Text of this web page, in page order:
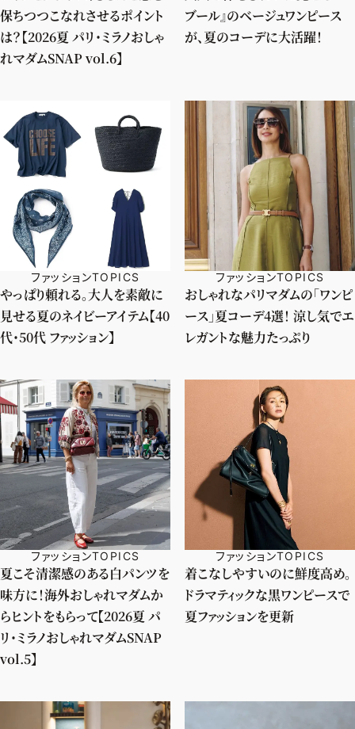
保ちつつこなれさせるポイント
は？【2026夏 パリ・ミラノおしゃ
れマダムSNAP vol.6】
ブール』のベージュワンピース
が、夏のコーデに大活躍！
ファッションTOPICS
やっぱり頼れる。大人を素敵に
見せる夏のネイビーアイテム【40
代・50代 ファッション】
ファッションTOPICS
おしゃれなパリマダムの「ワンピ
ース」夏コーデ4選！ 涼し気でエ
レガントな魅力たっぷり
ファッションTOPICS
夏こそ清潔感のある白パンツを
味方に！海外おしゃれマダムか
らヒントをもらって【2026夏 パ
リ・ミラノおしゃれマダムSNAP
vol.5】
ファッションTOPICS
着こなしやすいのに鮮度高め。
ドラマティックな黒ワンピースで
夏ファッションを更新